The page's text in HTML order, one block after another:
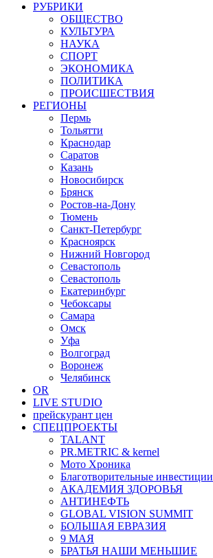
РУБРИКИ
ОБЩЕСТВО
КУЛЬТУРА
НАУКА
СПОРТ
ЭКОНОМИКА
ПОЛИТИКА
ПРОИСШЕСТВИЯ
РЕГИОНЫ
Пермь
Тольятти
Краснодар
Саратов
Казань
Новосибирск
Брянск
Ростов-на-Дону
Тюмень
Санкт-Петербург
Красноярск
Нижний Новгород
Севастополь
Севастополь
Екатеринбург
Чебоксары
Самара
Омск
Уфа
Волгоград
Воронеж
Челябинск
OR
LIVE STUDIO
прейскурант цен
СПЕЦПРОЕКТЫ
TALANT
PR.METRIC & kernel
Мото Хроника
Благотворительные инвестиции
АКАДЕМИЯ ЗДОРОВЬЯ
АНТИНЕФТЬ
GLOBAL VISION SUMMIT
БОЛЬШАЯ ЕВРАЗИЯ
9 МАЯ
БРАТЬЯ НАШИ МЕНЬШИЕ